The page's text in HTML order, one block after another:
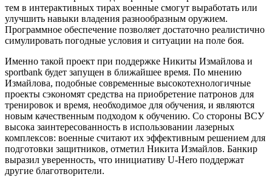
тем в интерактивных тирах военные смогут выработать или
улучшить навыки владения разнообразным оружием.
Программное обеспечение позволяет достаточно реалистично
симулировать погодные условия и ситуации на поле боя.
Именно такой проект при поддержке Никиты Измайлова и
sportbank будет запущен в ближайшее время. По мнению
Измайлова, подобные современные высокотехнологичные
проекты сэкономят средства на приобретение патронов для
тренировок и время, необходимое для обучения, и являются
новым качественным подходом к обучению. Со стороны ВСУ
высока заинтересованность в использовании лазерных
комплексов: военные считают их эффективным решением для
подготовки защитников, отметил Никита Измайлов. Банкир
выразил уверенность, что инициативу U-Hero поддержат
другие благотворители.